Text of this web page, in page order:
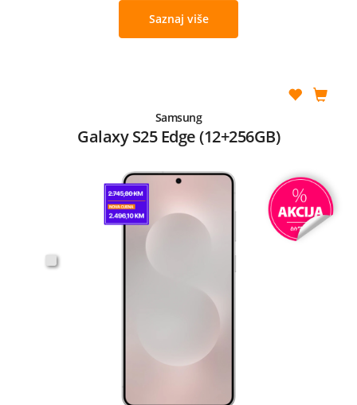
Saznaj više
Samsung
Galaxy S25 Edge (12+256GB)